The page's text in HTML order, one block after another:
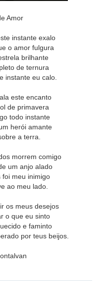
Amor
instante exalo
o amor fulgura
brilhante
de ternura
instante eu calo.
este encanto
de primavera
todo instante
herói amante
a terra.
morrem comigo
um anjo alado
foi meu inimigo
ao meu lado.
os meus desejos
o que eu sinto
e faminto
por teus beijos.